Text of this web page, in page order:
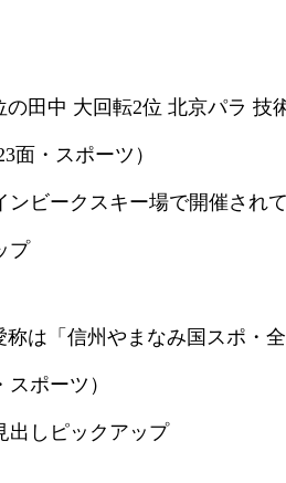
田中 大回転2位 北京パラ 技
面・スポーツ）
ビークスキー場で開催され
プ
称は「信州やまなみ国スポ・
ポーツ）
出しピックアップ